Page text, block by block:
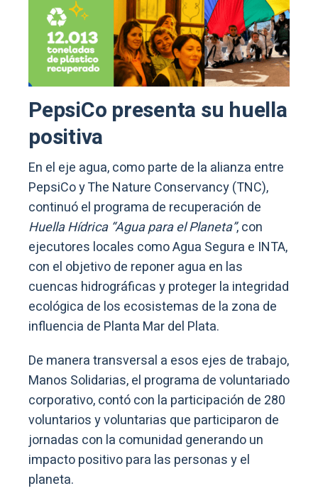
PepsiCo presenta su huella
positiva
En el eje agua, como parte de la alianza entre
PepsiCo y The Nature Conservancy (TNC),
continuó el programa de recuperación de
Huella Hídrica “Agua para el Planeta”, con
ejecutores locales como Agua Segura e INTA,
con el objetivo de reponer agua en las
cuencas hidrográficas y proteger la integridad
ecológica de los ecosistemas de la zona de
influencia de Planta Mar del Plata.
De manera transversal a esos ejes de trabajo,
Manos Solidarias, el programa de voluntariado
corporativo, contó con la participación de 280
voluntarios y voluntarias que participaron de
jornadas con la comunidad generando un
impacto positivo para las personas y el
planeta.